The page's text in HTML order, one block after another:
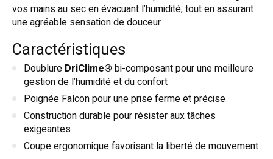
vos mains au sec en évacuant l’humidité, tout en assurant
une agréable sensation de douceur.
Caractéristiques
Doublure DriClime® bi-composant pour une meilleure
gestion de l’humidité et du confort
Poignée Falcon pour une prise ferme et précise
Construction durable pour résister aux tâches
exigeantes
Coupe ergonomique favorisant la liberté de mouvement